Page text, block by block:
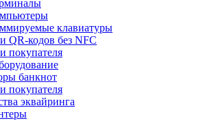
клавиатуры
QR-кодов без NFC
покупателя
банкнот
покупателя
эквайринга